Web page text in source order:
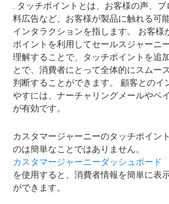
. タッチポイントとは、お客様の声、
料広告など、お客様が製品に触れる可
インタラクションを指します。 お客様
ポイントを利用してセールスジャーニ
理解することで、タッチポイントを追
とで、消費者にとって全体的にスムー
判断することができます。 顧客とのイ
やすには、ナーチャリングメールやペ
が有効です。
カスタマージャーニーのタッチポイン
のは簡単なことではありません。
カスタマージャーニーダッシュボード
を使用すると、消費者情報を簡単に表
ができます。